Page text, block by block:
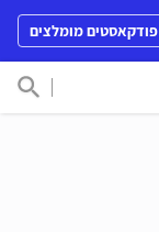
פודקאסטים מומלצים